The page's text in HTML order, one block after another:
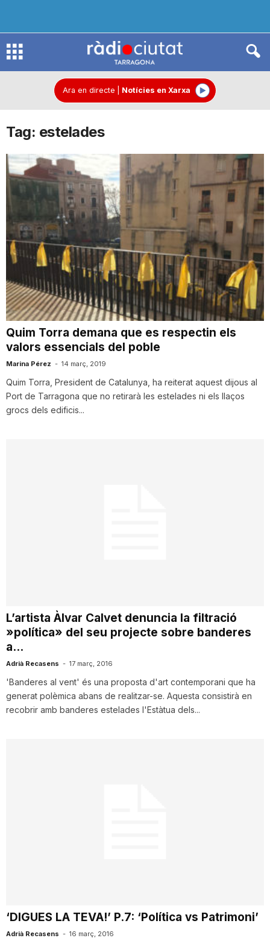
R
d
C
i
u
t
a
r
r
a
Ara en directe Notícies en Xarxa
Tag: estelades
Quim Torra demana que es respectin els
valors essencials del poble
Marina Pérez - 14 març, 2019
Quim Torra, President de Catalunya, ha reiterat aquest dijous al
Port de Tarragona que no retirarà les estelades ni els llaços
grocs dels edificis...
L’artista Àlvar Calvet denuncia la filtració
»política» del seu projecte sobre banderes
a...
Adrià Recasens - 17 març, 2016
'Banderes al vent' és una proposta d'art contemporani que ha
generat polèmica abans de realitzar-se. Aquesta consistirà en
recobrir amb banderes estelades l'Estàtua dels...
‘DIGUES LA TEVA!’ P.7: ‘Política vs Patrimoni’
Adrià Recasens - 16 març, 2016